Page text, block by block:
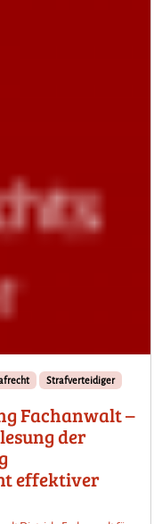
Strafverteidiger
Fachanwalt –
der
effektiver